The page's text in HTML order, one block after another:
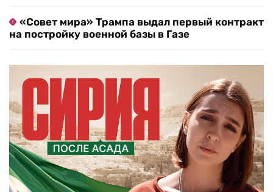
«Совет мира» Трампа выдал первый контракт
на постройку военной базы в Газе